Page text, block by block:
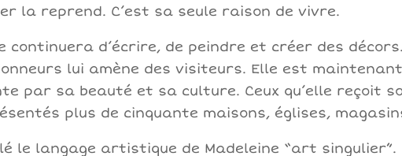
la reprend. C’est sa seule raison de vivre.
continuera d’écrire, de peindre et créer des
lui amène des visiteurs. Elle est
par sa beauté et sa culture. Ceux qu’elle reçoit
plus de cinquante maisons, églises,
le langage artistique de Madeleine “art singulier”.